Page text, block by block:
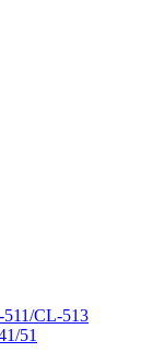
511/CL-513
51